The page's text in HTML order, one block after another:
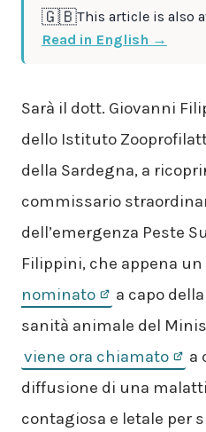
🇬🇧This article is also
Read in English →
Sarà il dott. Giovanni
dello Istituto
della Sardegna, a
commissario
dell’emergenza Peste
Filippini, che appena un
nominato
a capo
sanità animale del
viene ora chiamato
a
diffusione di una
contagiosa e letale per